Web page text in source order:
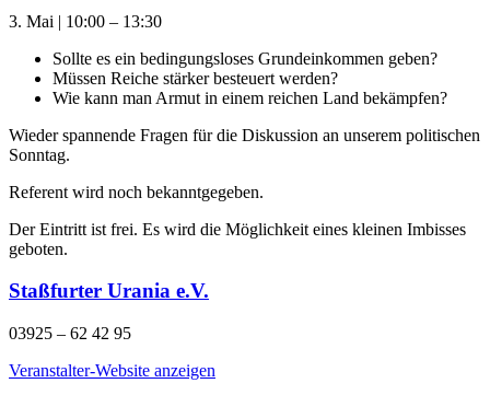
3. Mai | 10:00 – 13:30
Sollte es ein bedingungsloses Grundeinkommen geben?
Müssen Reiche stärker besteuert werden?
Wie kann man Armut in einem reichen Land bekämpfen?
Wieder spannende Fragen für die Diskussion an unserem politischen
Sonntag.
Referent wird noch bekanntgegeben.
Der Eintritt ist frei. Es wird die Möglichkeit eines kleinen Imbisses
geboten.
Staßfurter Urania e.V.
03925 – 62 42 95
Veranstalter-Website anzeigen